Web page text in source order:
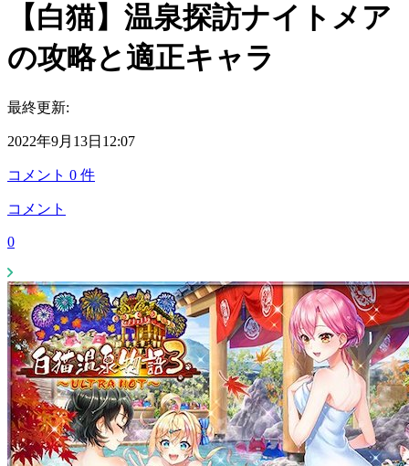
【白猫】温泉探訪ナイトメア
の攻略と適正キャラ
最終更新:
2022年9月13日12:07
コメント 0 件
コメント
0